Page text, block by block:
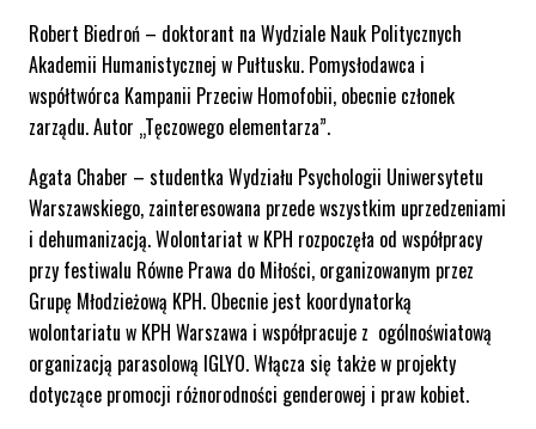
Robert Biedroń – doktorant na Wydziale Nauk Politycznych
Akademii Humanistycznej w Pułtusku. Pomysłodawca i
współtwórca Kampanii Przeciw Homofobii, obecnie członek
zarządu. Autor „Tęczowego elementarza”.
Agata Chaber – studentka Wydziału Psychologii Uniwersytetu
Warszawskiego, zainteresowana przede wszystkim uprzedzeniami
i dehumanizacją. Wolontariat w KPH rozpoczęła od współpracy
przy festiwalu Równe Prawa do Miłości, organizowanym przez
Grupę Młodzieżową KPH. Obecnie jest koordynatorką
wolontariatu w KPH Warszawa i współpracuje z ogólnoświatową
organizacją parasolową IGLYO. Włącza się także w projekty
dotyczące promocji różnorodności genderowej i praw kobiet.